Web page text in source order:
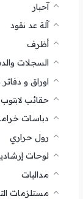
آحبار
آلة عد نقود
أظرف
السجلات
اوراق و
حقائب لابتوب
دباسات
رول حراري
لوحات
مداليات
مستلزمات